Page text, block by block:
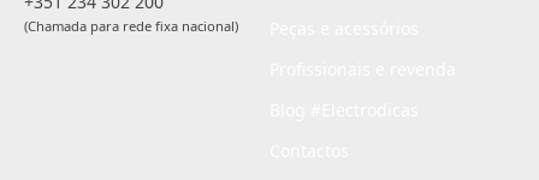
(Chamada para rede fixa nacional)